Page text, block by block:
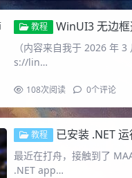
教程 WinUI3 无边
（内容来自我于 2026 年
s://lin…
108次阅读 0个评论
教程 已安装 .NET 运行时
最近在打舟，接触到了
.NET app…